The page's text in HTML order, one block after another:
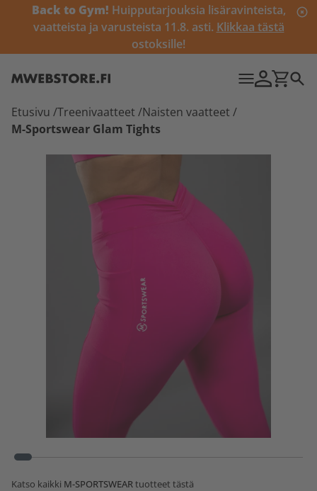
Back to Gym! Huipputarjouksia lisäravinteista,
vaatteista ja varusteista 11.8. asti. Klikkaa tästä
ostoksille!
Etusivu /Treenivaatteet /Naisten vaatteet /
M-Sportswear Glam Tights
Katso kaikki M-SPORTSWEARtuotteet tästä